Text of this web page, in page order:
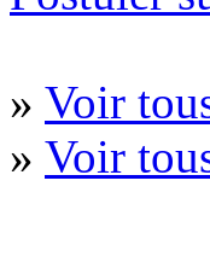
» Voir
» Voir